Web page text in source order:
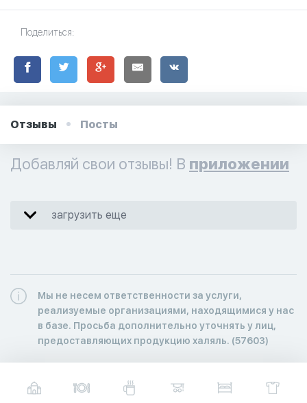
Поделиться:
Отзывы Посты
Добавляй свои отзывы! В приложении
загрузить еще
Мы не несем ответственности за услуги,
реализуемые организациями, находящимися у нас
в базе. Просьба дополнительно уточнять у лиц,
предоставляющих продукцию халяль. (57603)